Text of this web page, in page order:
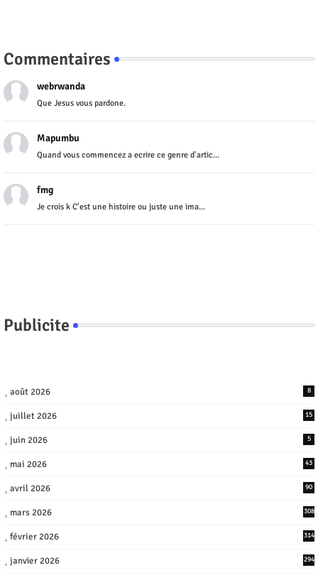
Commentaires
webrwanda
Que Jesus vous pardone.
Mapumbu
Quand vous commencez a ecrire ce genre d'artic...
fmg
Je crois k C'est une histoire ou juste une ima...
Publicite
août 2026 8
juillet 2026 15
juin 2026 5
mai 2026 43
avril 2026 90
mars 2026 308
février 2026 314
janvier 2026 294